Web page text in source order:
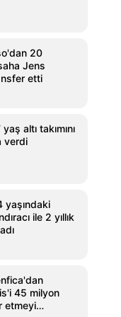
20
Jens
etti
altı takımını
verdi
yaşındaki
ile 2 yıllık
45 milyon
etmeyi